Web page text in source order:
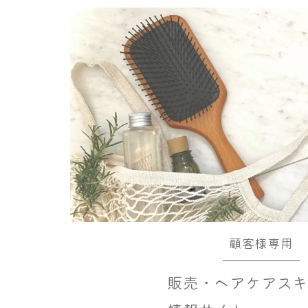
顧客様専用
販売・ヘアケアス